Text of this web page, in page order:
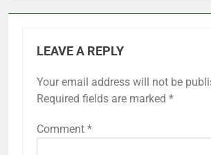
LEAVE A REPLY
Your email address will not be
Required fields are marked *
Comment *